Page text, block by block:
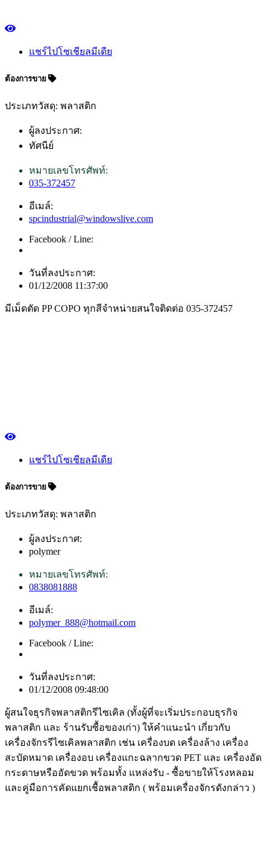
แชร์ไปโซเชียลมีเดีย
ต้องการขาย
ประเภทวัสดุ: พลาสติก
ผู้ลงประกาศ:
ทัศนีย์
หมายเลขโทรศัพท์:
035-372457
อีเมล์:
spcindustrial@windowslive.com
Facebook / Line:
วันที่ลงประกาศ:
01/12/2008 11:37:00
มีเม็ดตัด PP COPO ทุกสีจำหน่ายสนใจติดต่อ 035-372457
แชร์ไปโซเชียลมีเดีย
ต้องการขาย
ประเภทวัสดุ: พลาสติก
ผู้ลงประกาศ:
polymer
หมายเลขโทรศัพท์:
0838081888
อีเมล์:
polymer_888@hotmail.com
Facebook / Line:
วันที่ลงประกาศ:
01/12/2008 09:48:00
ผู้สนใจธุรกิจพลาสติกรีไซเคิล (ทั้งผู้ที่จะเริ่มประกอบธุรกิจ
พลาสติก และ ร้านรับซื้อของเก่า) ให้คำแนะนำ เกี่ยวกับ
เครื่องจักรรีไซเคิลพลาสติก เช่น เครื่องบด เครื่องล้าง เครื่อง
สะบัดหมาด เครื่องอบ เครื่องแกะฉลากขวด PET และ เครื่องอัด
กระดาษหรืออัดขวด พร้อมทั้ง แหล่งรับ - ซื้อขายให้โรงหลอม
และคู่มือการคัดแยกเชื้อพลาสติก ( พร้อมเครื่องจักรดังกล่าว )